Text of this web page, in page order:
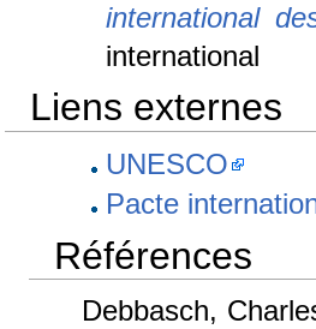
international
international
Liens externes
UNESCO
Pacte
Références
Debbasch,